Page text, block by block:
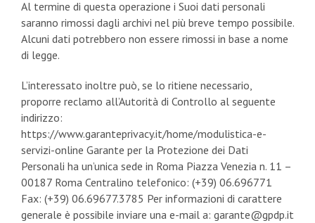
Al termine di questa operazione i Suoi dati personali
saranno rimossi dagli archivi nel più breve tempo possibile.
Alcuni dati potrebbero non essere rimossi in base a nome
di legge.
L’interessato inoltre può, se lo ritiene necessario,
proporre reclamo all’Autorità di Controllo al seguente
indirizzo:
https://www.garanteprivacy.it/home/modulistica-e-
servizi-online Garante per la Protezione dei Dati
Personali ha un’unica sede in Roma Piazza Venezia n. 11 –
00187 Roma Centralino telefonico: (+39) 06.696771
Fax: (+39) 06.69677.3785 Per informazioni di carattere
generale è possibile inviare una e-mail a: garante@gpdp.it